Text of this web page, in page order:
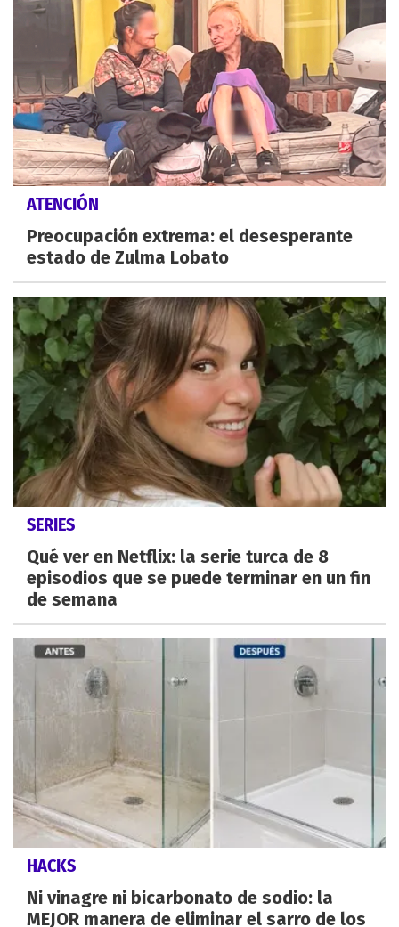
ATENCIÓN
Preocupación extrema: el desesperante
estado de Zulma Lobato
SERIES
Qué ver en Netflix: la serie turca de 8
episodios que se puede terminar en un fin
de semana
HACKS
Ni vinagre ni bicarbonato de sodio: la
MEJOR manera de eliminar el sarro de los